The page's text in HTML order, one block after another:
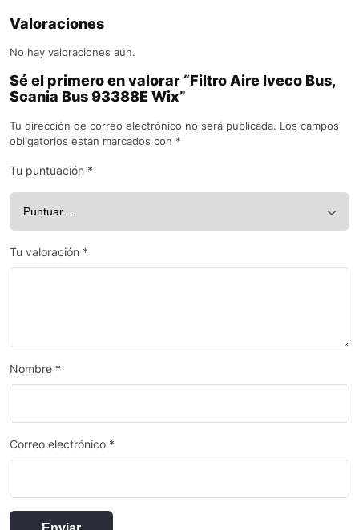
Valoraciones
No hay valoraciones aún.
Sé el primero en valorar “Filtro Aire Iveco Bus,
Scania Bus 93388E Wix”
Tu dirección de correo electrónico no será publicada. Los campos
obligatorios están marcados con *
Tu puntuación *
Tu valoración *
Nombre *
Correo electrónico *